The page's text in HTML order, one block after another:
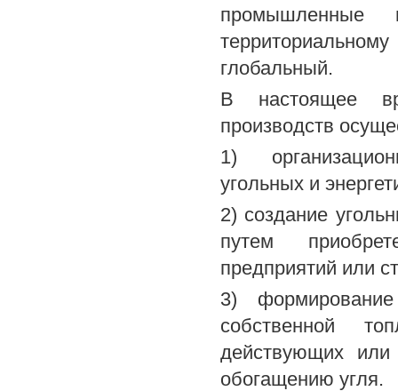
глобальный.
В настоящее
производств
1)
угольных и
2) создание
путем
предприятий или
3) формирование
собственной
действующих
обогащению угля.